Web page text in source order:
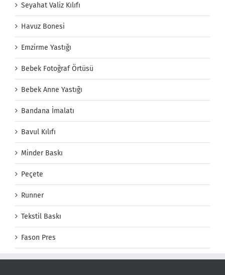
Seyahat Valiz Kılıfı
Havuz Bonesi
Emzirme Yastığı
Bebek Fotoğraf Örtüsü
Bebek Anne Yastığı
Bandana İmalatı
Bavul Kılıfı
Minder Baskı
Peçete
Runner
Tekstil Baskı
Fason Pres